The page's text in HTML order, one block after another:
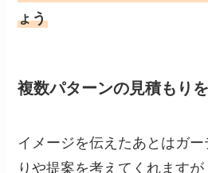
ょう
複数パターンの見積もり
イメージを伝えたあとはガ
りや提案を考えてくれますが